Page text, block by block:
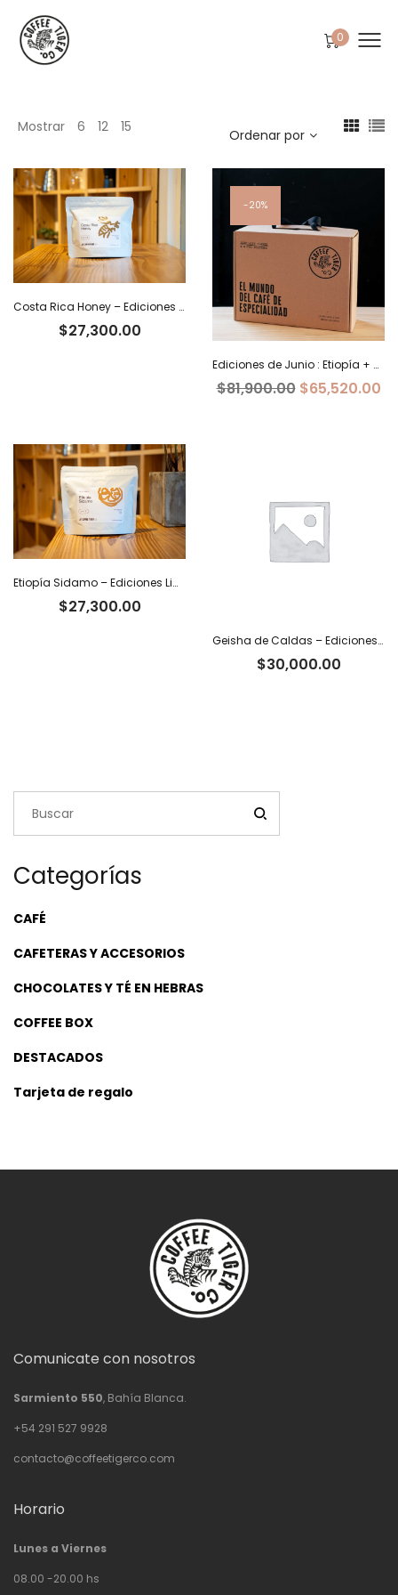
0
Mostrar 6 12 15 Ordenar por
Costa Rica Honey – Ediciones Limitadas Tiger
$27,300.00
20%
Ediciones de Junio : Etiopía + Burundi+ Costa Rica
$81,900.00 El
$65,520.00El
Etiopía Sidamo – Ediciones Limitadas Tiger
$27,300.00
Geisha de Caldas – Ediciones Limitadas Tiger
$30,000.00
Categorías
CAFÉ
CAFETERAS Y ACCESORIOS
CHOCOLATES Y TÉ EN HEBRAS
COFFEE BOX
DESTACADOS
Tarjeta de regalo
Comunicate con nosotros
Sarmiento 550, Bahía Blanca.
+54 291 527 9928
contacto@coffeetigerco.com
Horario
Lunes a Viernes
08.00 -20.00 hs